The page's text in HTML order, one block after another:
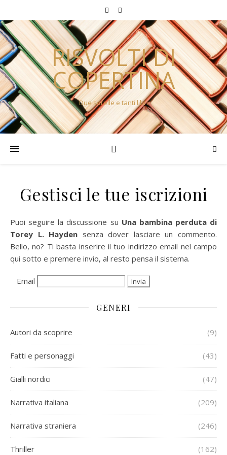
RISVOLTI DI
COPERTINA
Due sorelle e tanti libri
Gestisci le tue iscrizioni
Puoi seguire la discussione su Una bambina perduta di
Torey L. Hayden senza dover lasciare un commento.
Bello, no? Ti basta inserire il tuo indirizzo email nel campo
qui sotto e premere invio, al resto pensa il sistema.
Email
GENERI
Autori da scoprire (9)
Fatti e personaggi (43)
Gialli nordici (47)
Narrativa italiana (209)
Narrativa straniera (246)
Thriller (162)